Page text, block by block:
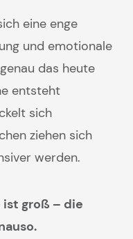
eine enge
und emotionale
das heute
entsteht
sich
ziehen sich
werden.
ist groß – die